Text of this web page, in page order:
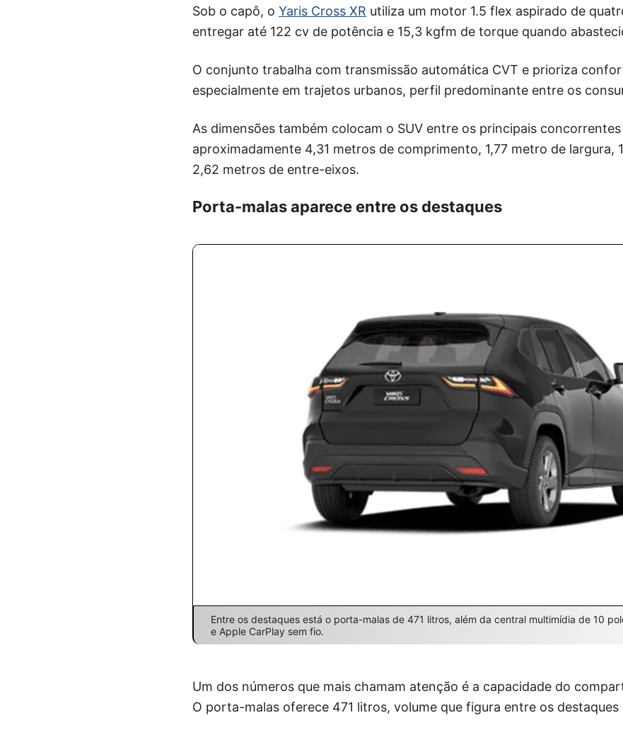
Sob o capô, o Yaris Cross XR utiliza um motor 1.5 flex aspirado de
entregar até 122 cv de potência e 15,3 kgfm de torque quando
O conjunto trabalha com transmissão automática CVT e prioriza
especialmente em trajetos urbanos, perfil predominante entre os
As dimensões também colocam o SUV entre os principais
aproximadamente 4,31 metros de comprimento, 1,77 metro de largura,
2,62 metros de entre-eixos.
Porta-malas aparece entre os destaques
Entre os destaques está o porta-malas de 471 litros, além da central multimídia de 10
e Apple CarPlay sem fio.
Um dos números que mais chamam atenção é a capacidade do
O porta-malas oferece 471 litros, volume que figura entre os destaques